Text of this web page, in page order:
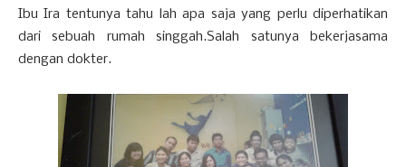
Ibu Ira tentunya tahu lah apa saja yang perlu diperhatikan
dari sebuah rumah singgah.Salah satunya bekerjasama
dengan dokter.